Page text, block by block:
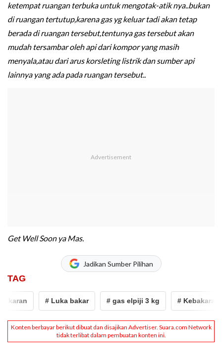
ketempat ruangan terbuka untuk mengotak-atik nya..bukan
di ruangan tertutup,karena gas yg keluar tadi akan tetap
berada di ruangan tersebut,tentunya gas tersebut akan
mudah tersambar oleh api dari kompor yang masih
menyala,atau dari arus korsleting listrik dan sumber api
lainnya yang ada pada ruangan tersebut..
Get Well Soon ya Mas.
Jadikan Sumber Pilihan
TAG
# Luka bakar # gas elpiji 3 kg # Kebakaran